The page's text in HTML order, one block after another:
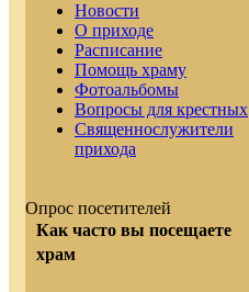
Новости
О приходе
Расписание
Помощь храму
Фотоальбомы
Вопросы для крестных
Священнослужители
прихода
Опрос посетителей
Как часто вы посещаете
храм